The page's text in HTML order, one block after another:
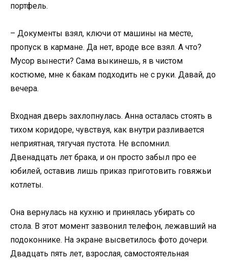
портфель.
– Документы взял, ключи от машины на месте,
пропуск в кармане. Да нет, вроде все взял. А что?
Мусор вынести? Сама выкинешь, я в чистом
костюме, мне к бакам подходить не с руки. Давай, до
вечера.
Входная дверь захлопнулась. Анна осталась стоять в
тихом коридоре, чувствуя, как внутри разливается
неприятная, тягучая пустота. Не вспомнил.
Двенадцать лет брака, и он просто забыл про ее
юбилей, оставив лишь приказ приготовить говяжьи
котлеты.
Она вернулась на кухню и принялась убирать со
стола. В этот момент зазвонил телефон, лежавший на
подоконнике. На экране высветилось фото дочери.
Двадцать пять лет, взрослая, самостоятельная